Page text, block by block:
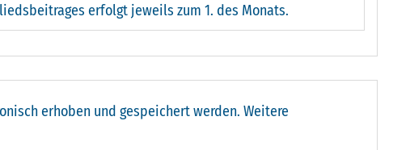
erfolgt jeweils zum 1. des Monats.
erhoben und gespeichert werden. Weitere